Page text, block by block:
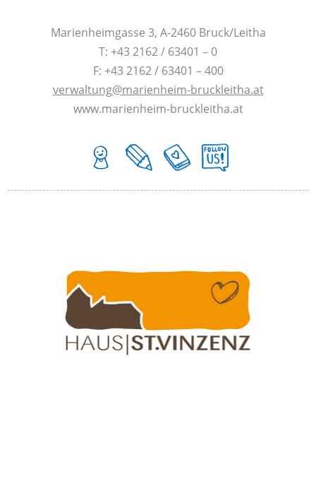
Marienheimgasse 3, A-2460 Bruck/Leitha
T: +43 2162 / 63401 – 0
F: +43 2162 / 63401 – 400
verwaltung@marienheim-bruckleitha.at
www.marienheim-bruckleitha.at